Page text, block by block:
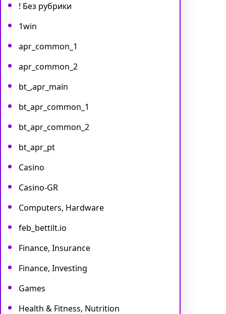
! Без рубрики
1win
apr_common_1
apr_common_2
bt_,apr_main
bt_apr_common_1
bt_apr_common_2
bt_apr_pt
Casino
Casino-GR
Computers, Hardware
feb_bettilt.io
Finance, Insurance
Finance, Investing
Games
Health & Fitness, Nutrition